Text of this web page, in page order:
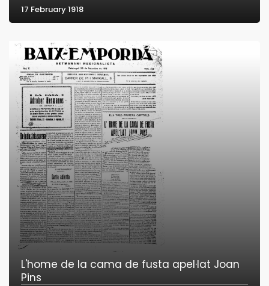
17 February 1918
L'home de la cama de fusta apel·lat Joan
Pins